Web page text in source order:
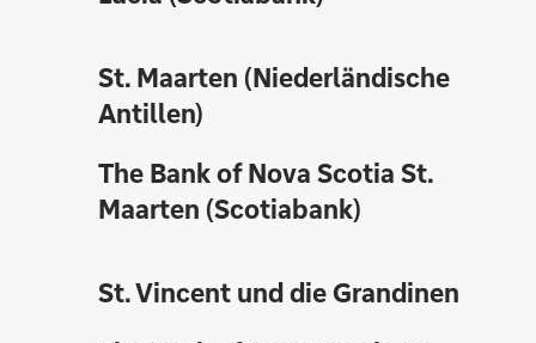
St. Maarten (Niederländische
Antillen)
The Bank of Nova Scotia St.
Maarten (Scotiabank)
St. Vincent und die Grandinen